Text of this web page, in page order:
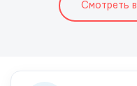
Смотреть